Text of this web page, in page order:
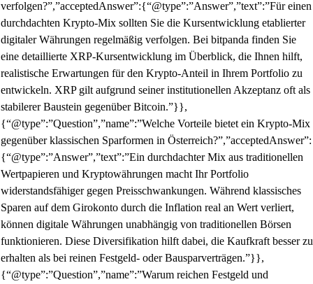
verfolgen?”,”acceptedAnswer”:{“@type”:”Answer”,”text”:”Für einen
durchdachten Krypto-Mix sollten Sie die Kursentwicklung etablierter
digitaler Währungen regelmäßig verfolgen. Bei bitpanda finden Sie
eine detaillierte XRP-Kursentwicklung im Überblick, die Ihnen hilft,
realistische Erwartungen für den Krypto-Anteil in Ihrem Portfolio zu
entwickeln. XRP gilt aufgrund seiner institutionellen Akzeptanz oft als
stabilerer Baustein gegenüber Bitcoin.”}},
{“@type”:”Question”,”name”:”Welche Vorteile bietet ein Krypto-Mix
gegenüber klassischen Sparformen in Österreich?”,”acceptedAnswer”:
{“@type”:”Answer”,”text”:”Ein durchdachter Mix aus traditionellen
Wertpapieren und Kryptowährungen macht Ihr Portfolio
widerstandsfähiger gegen Preisschwankungen. Während klassisches
Sparen auf dem Girokonto durch die Inflation real an Wert verliert,
können digitale Währungen unabhängig von traditionellen Börsen
funktionieren. Diese Diversifikation hilft dabei, die Kaufkraft besser zu
erhalten als bei reinen Festgeld- oder Bausparverträgen.”}},
{“@type”:”Question”,”name”:”Warum reichen Festgeld und